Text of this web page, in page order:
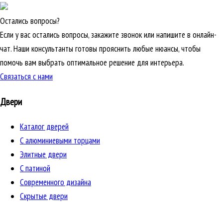
Остались вопросы?
Если у вас остались вопросы, закажите звонок или напишите в онлайн-
чат. Наши консультанты готовы прояснить любые нюансы, чтобы
помочь вам выбрать оптимальное решение для интерьера.
Связаться с нами
Двери
Каталог дверей
C алюминиевыми торцами
Элитные двери
C патиной
Cовременного дизайна
Скрытые двери